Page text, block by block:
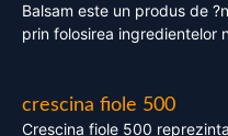
Balsam este un produs de
prin folosirea ingredientelor
crescina fiole 500
Crescina fiole 500